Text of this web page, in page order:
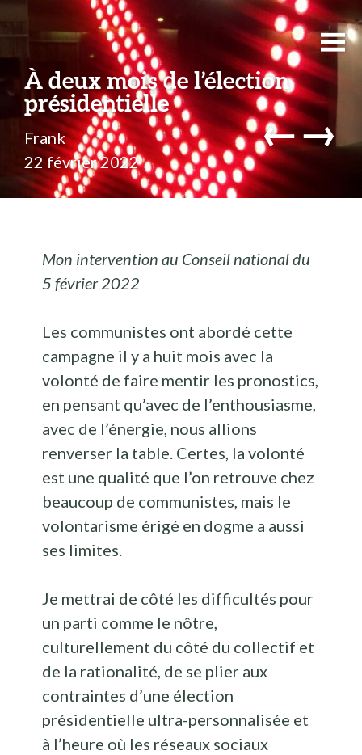
À deux mois de l’élection
présidentielle
Frank
22 février 2022
←→
Mon intervention au Conseil national du
5 février 2022
Les communistes ont abordé cette
campagne il y a huit mois avec la
volonté de faire mentir les pronostics,
en pensant qu’avec de l’enthousiasme,
avec de l’énergie, nous allions
renverser la table. Certes, la volonté
est une qualité que l’on retrouve chez
beaucoup de communistes, mais le
volontarisme érigé en dogme a aussi
ses limites.
Je mettrai de côté les difficultés pour
un parti comme le nôtre,
culturellement du côté du collectif et
de la rationalité, de se plier aux
contraintes d’une élection
présidentielle ultra-personnalisée et
à l’heure où les réseaux sociaux